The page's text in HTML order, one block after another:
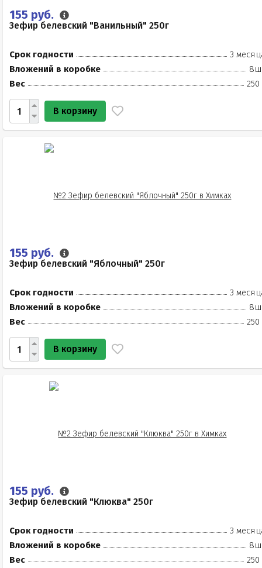
155 руб.
Зефир белевский "Ванильный" 250г
Срок годности
3
Вложений в коробке
Вес
250
В корзину
155 руб.
Зефир белевский "Яблочный" 250г
Срок годности
3
Вложений в коробке
Вес
250
В корзину
155 руб.
Зефир белевский "Клюква" 250г
Срок годности
3
Вложений в коробке
Вес
250